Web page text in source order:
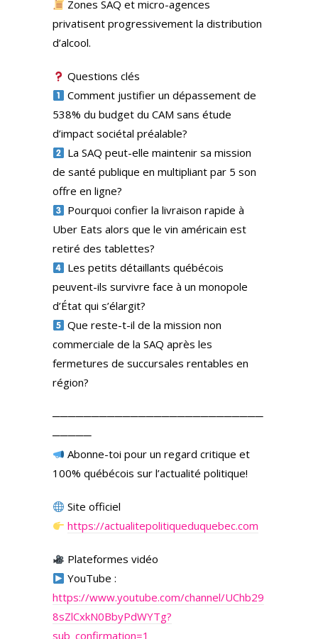
Zones SAQ et micro-agences
privatisent progressivement la distribution
d’alcool.
Questions clés
Comment justifier un dépassement de
538% du budget du CAM sans étude
d’impact sociétal préalable?
La SAQ peut-elle maintenir sa mission
de santé publique en multipliant par 5 son
offre en ligne?
Pourquoi confier la livraison rapide à
Uber Eats alors que le vin américain est
retiré des tablettes?
Les petits détaillants québécois
peuvent-ils survivre face à un monopole
d’État qui s’élargit?
Que reste-t-il de la mission non
commerciale de la SAQ après les
fermetures de succursales rentables en
région?
───────────────────────────
─────
Abonne-toi pour un regard critique et
100% québécois sur l’actualité politique!
Site officiel
https://actualitepolitiqueduquebec.com
Plateformes vidéo
YouTube :
https://www.youtube.com/channel/UChb29
8sZlCxkN0BbyPdWYTg?
sub_confirmation=1